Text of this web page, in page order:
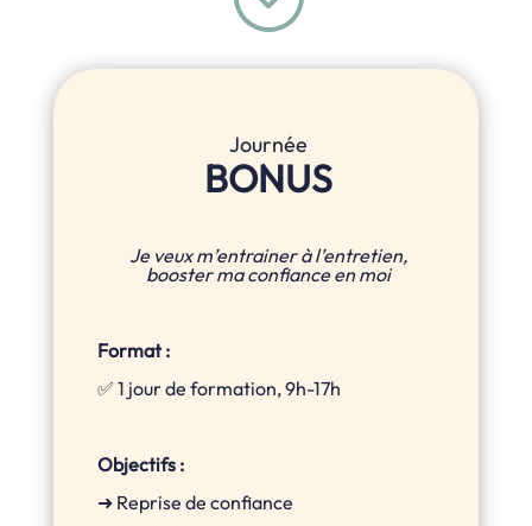
Journée
BONUS
Je veux m’entrainer à l’entretien,
booster ma confiance en moi
Format :
✅ 1 jour de formation, 9h-17h
Objectifs :
➜ Reprise de confiance